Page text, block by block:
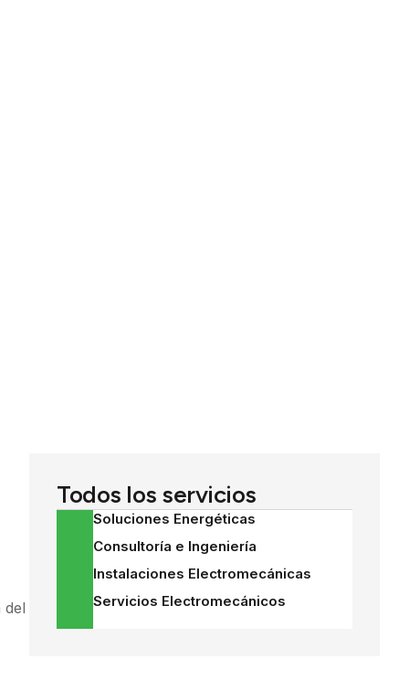
del
Todos los servicios
Soluciones Energéticas
Consultoría e Ingeniería
Instalaciones Electromecánicas
Servicios Electromecánicos